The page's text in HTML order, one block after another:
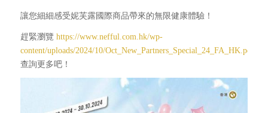
讓您細細感受妮芙露國際商品帶來的無限健康體驗！
趕緊瀏覽 https://www.nefful.com.hk/wp-
content/uploads/2024/10/Oct_New_Partners_Special_24_FA_HK.pdf
查詢更多吧！